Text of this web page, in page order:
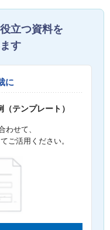
立つ資料を
す
に
テンプレート）
わせて、
ご活用ください。